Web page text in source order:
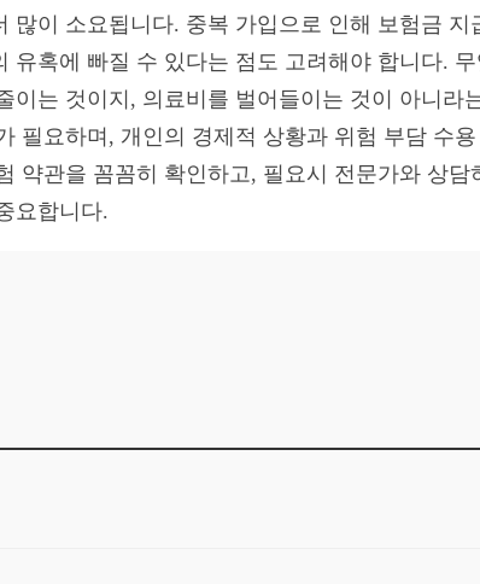
많이 소요됩니다. 중복 가입으로 인해 보험금 지
유혹에 빠질 수 있다는 점도 고려해야 합니다.
이는 것이지, 의료비를 벌어들이는 것이 아니라
필요하며, 개인의 경제적 상황과 위험 부담 수
약관을 꼼꼼히 확인하고, 필요시 전문가와 상담
요합니다.